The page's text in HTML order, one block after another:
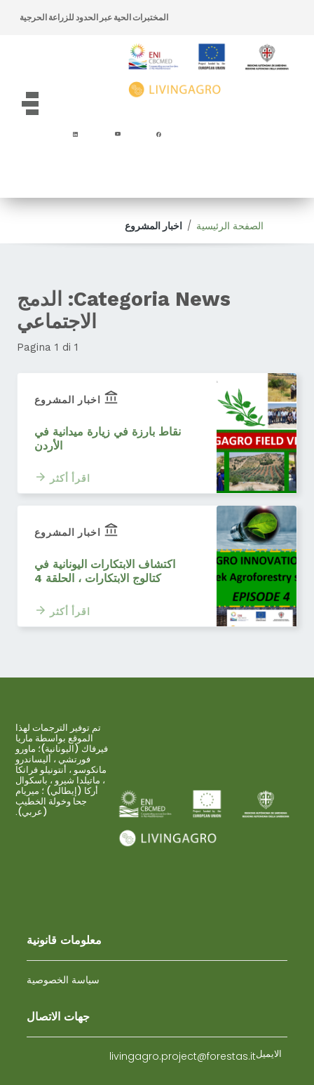
المختبرات الحية عبر الحدود للزراعة الحرجية
الصفحة الرئيسية / اخبار المشروع
Categoria News:
الدمج
الاجتماعي
Pagina 1 di 1
اخبار المشروع
نقاط بارزة في زيارة ميدانية في
الأردن
اقرأ أكثر
اخبار المشروع
اكتشاف الابتكارات اليونانية في
كتالوج الابتكارات ، الحلقة 4
اقرأ أكثر
تم توفير الترجمات لهذا
الموقع بواسطة ماريا
فيرفاك (اليونانية)؛ ماورو
فورتشي ، أليساندرو
مانكوسو ، أنتونيلو فرانكا
، ماتيلدا شيرو ، باسكوال
أركا (إيطالي) ؛ ميريام
جحا وخولة الخطيب
(عربي).
معلومات قانونية
سياسة الخصوصية
جهات الاتصال
الايميلlivingagro.project@forestas.it